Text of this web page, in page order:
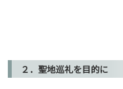
２．聖地巡礼を目的に